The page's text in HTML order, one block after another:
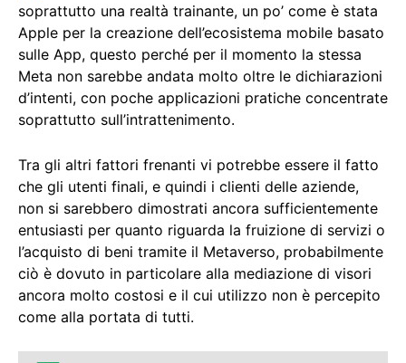
soprattutto una realtà trainante, un po’ come è stata
Apple per la creazione dell’ecosistema mobile basato
sulle App, questo perché per il momento la stessa
Meta non sarebbe andata molto oltre le dichiarazioni
d’intenti, con poche applicazioni pratiche concentrate
soprattutto sull’intrattenimento.
Tra gli altri fattori frenanti vi potrebbe essere il fatto
che gli utenti finali, e quindi i clienti delle aziende,
non si sarebbero dimostrati ancora sufficientemente
entusiasti per quanto riguarda la fruizione di servizi o
l’acquisto di beni tramite il Metaverso, probabilmente
ciò è dovuto in particolare alla mediazione di visori
ancora molto costosi e il cui utilizzo non è percepito
come alla portata di tutti.